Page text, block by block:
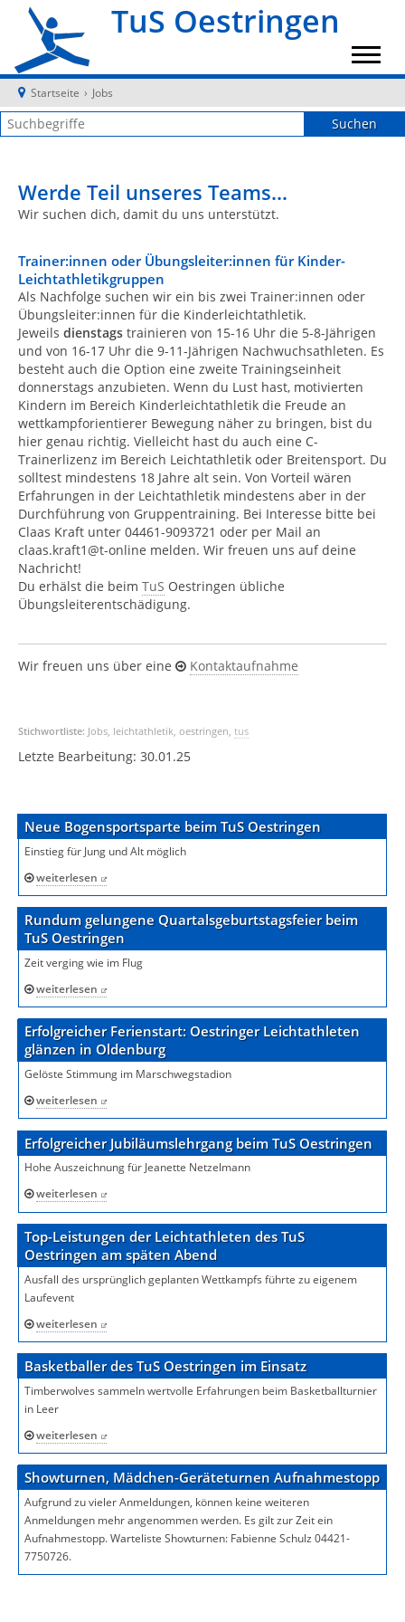
TuS Oestringen
Startseite › Jobs
Werde Teil unseres Teams...
Wir suchen dich, damit du uns unterstützt.
Trainer:innen oder Übungsleiter:innen für Kinder-
Leichtathletikgruppen
Als Nachfolge suchen wir ein bis zwei Trainer:innen oder
Übungsleiter:innen für die Kinderleichtathletik.
Jeweils dienstags trainieren von 15-16 Uhr die 5-8-Jährigen
und von 16-17 Uhr die 9-11-Jährigen Nachwuchsathleten. Es
besteht auch die Option eine zweite Trainingseinheit
donnerstags anzubieten. Wenn du Lust hast, motivierten
Kindern im Bereich Kinderleichtathletik die Freude an
wettkampforientierer Bewegung näher zu bringen, bist du
hier genau richtig. Vielleicht hast du auch eine C-
Trainerlizenz im Bereich Leichtathletik oder Breitensport. Du
solltest mindestens 18 Jahre alt sein. Von Vorteil wären
Erfahrungen in der Leichtathletik mindestens aber in der
Durchführung von Gruppentraining. Bei Interesse bitte bei
Claas Kraft unter 04461-9093721 oder per Mail an
claas.kraft1@t-online melden. Wir freuen uns auf deine
Nachricht!
Du erhälst die beim TuS Oestringen übliche
Übungsleiterentschädigung.
Wir freuen uns über eine Kontaktaufnahme
Stichwortliste: Jobs, leichtathletik, oestringen, tus
Letzte Bearbeitung: 30.01.25
Neue Bogensportsparte beim TuS Oestringen
Einstieg für Jung und Alt möglich
weiterlesen
Rundum gelungene Quartalsgeburtstagsfeier beim
TuS Oestringen
Zeit verging wie im Flug
weiterlesen
Erfolgreicher Ferienstart: Oestringer Leichtathleten
glänzen in Oldenburg
Gelöste Stimmung im Marschwegstadion
weiterlesen
Erfolgreicher Jubiläumslehrgang beim TuS Oestringen
Hohe Auszeichnung für Jeanette Netzelmann
weiterlesen
Top-Leistungen der Leichtathleten des TuS
Oestringen am späten Abend
Ausfall des ursprünglich geplanten Wettkampfs führte zu eigenem
Laufevent
weiterlesen
Basketballer des TuS Oestringen im Einsatz
Timberwolves sammeln wertvolle Erfahrungen beim Basketballturnier
in Leer
weiterlesen
Showturnen, Mädchen-Geräteturnen Aufnahmestopp
Aufgrund zu vieler Anmeldungen, können keine weiteren
Anmeldungen mehr angenommen werden. Es gilt zur Zeit ein
Aufnahmestopp. Warteliste Showturnen: Fabienne Schulz 04421-
7750726.